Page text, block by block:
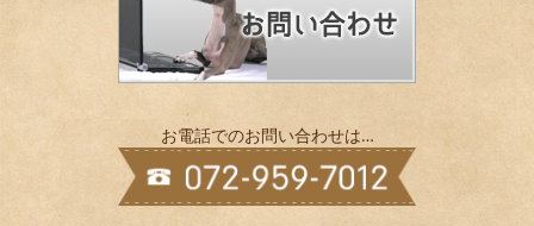
お電話でのお問い合わせは…